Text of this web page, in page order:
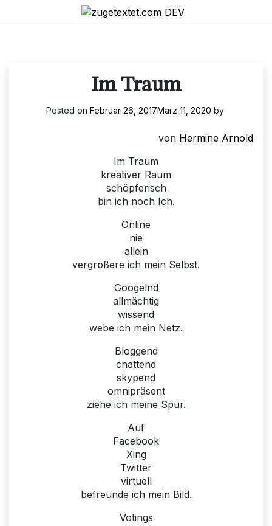
Im Traum
Posted on Februar 26, 2017März 11, 2020 by
von Hermine Arnold
Im Traum
kreativer Raum
schöpferisch
bin ich noch Ich.
Online
nie
allein
vergrößere ich mein Selbst.
Googelnd
allmächtig
wissend
webe ich mein Netz.
Bloggend
chattend
skypend
omnipräsent
ziehe ich meine Spur.
Auf
Facebook
Xing
Twitter
virtuell
befreunde ich mein Bild.
Votings